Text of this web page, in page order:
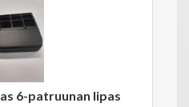
6-patruunan lipas